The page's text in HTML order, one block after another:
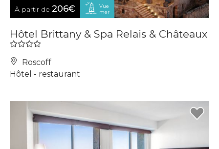
À partir de 206€
Vue
mer
Hôtel Brittany & Spa Relais & Châteaux
Roscoff
Hôtel - restaurant